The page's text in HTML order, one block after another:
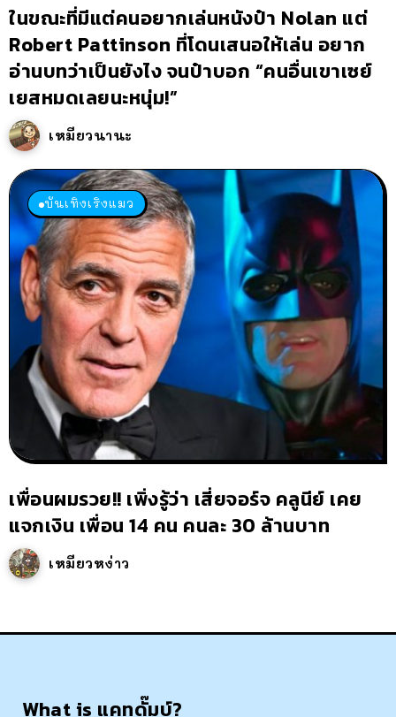
ในขณะที่มีแต่คนอยากเล่นหนังป๋า Nolan แต่
Robert Pattinson ที่โดนเสนอให้เล่น อยาก
อ่านบทว่าเป็นยังไง จนป๋าบอก “คนอื่นเขาเซย์
เยสหมดเลยนะหนุ่ม!”
เหมียวนานะ
บันเทิงเริงแมว
เพื่อนผมรวย!! เพิ่งรู้ว่า เสี่ยจอร์จ คลูนีย์ เคย
แจกเงิน เพื่อน 14 คน คนละ 30 ล้านบาท
เหมียวหง่าว
What is แคทดั๊มบ์?